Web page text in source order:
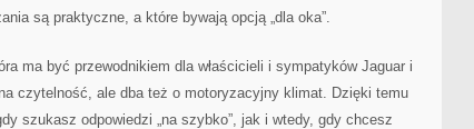
są praktyczne, a które bywają opcją „dla oka”.
ma być przewodnikiem dla właścicieli i sympatyków Jaguar i
czytelność, ale dba też o motoryzacyjny klimat. Dzięki temu
szukasz odpowiedzi „na szybko”, jak i wtedy, gdy chcesz